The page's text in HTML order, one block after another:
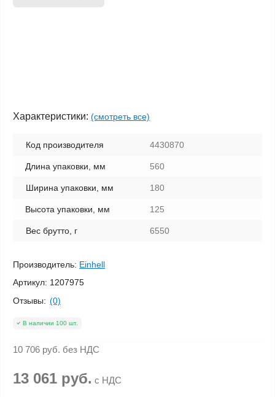
Характеристики: (смотреть все)
Код производителя 4430870
Длина упаковки, мм 560
Ширина упаковки, мм 180
Высота упаковки, мм 125
Вес брутто, г 6550
Производитель: Einhell
Артикул: 1207975
Отзывы: (0)
В наличии 100 шт.
10 706 руб. без НДС
13 061 руб. с НДС